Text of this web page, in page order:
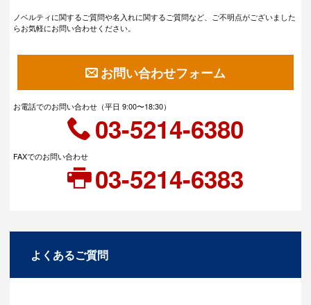
ノベルティに関するご質問や名入れに関するご質問など、ご不明点がございました
らお気軽にお問い合わせください。
お問い合わせフォーム
お電話でのお問い合わせ（平日 9:00〜18:30）
03-5214-6380
FAXでのお問い合わせ
03-5214-6383
よくあるご質問